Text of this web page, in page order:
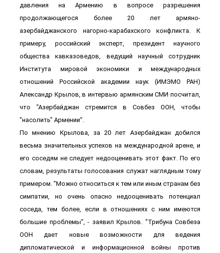
давления на Армению в вопросе разрешения
продолжающегося более 20 лет армяно-
азербайджанского нагорно-карабахского конфликта. К
примеру, российский эксперт, президент научного
общества кавказоведов, ведущий научный сотрудник
Института мировой экономики и международных
отношений Российской академии наук (ИМЭМО РАН)
Александр Крылов, в интервью армянским СМИ посчитал,
что "Азербайджан стремится в Совбез ООН, чтобы
"насолить" Армении".
По мнению Крылова, за 20 лет Азербайджан добился
весьма значительных успехов на международной арене, и
его соседям не следует недооценивать этот факт. По его
словам, результаты голосования служат наглядным тому
примером. "Можно относиться к тем или иным странам без
симпатии, но очень опасно недооценивать потенциал
соседа, тем более, если в отношениях с ним имеются
большие проблемы", - заявил Крылов. "Трибуна Совбеза
ООН дает новые возможности для ведения
дипломатической и информационной войны против